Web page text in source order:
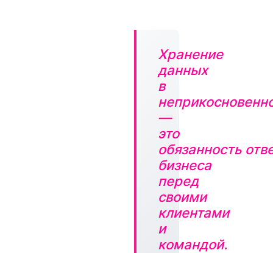
Хранение
данных
в
—
это
обязанность
бизнеса
перед
своими
клиентами
и
командой.